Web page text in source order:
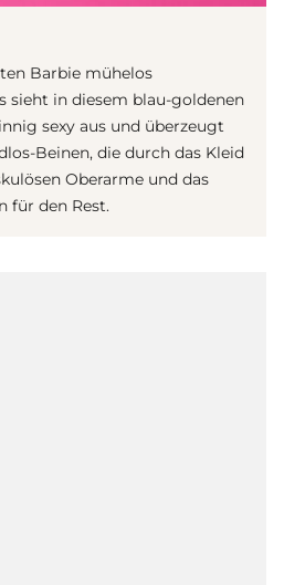
Barbie mühelos
sieht in diesem blau-goldenen
sexy aus und überzeugt
Beinen, die durch das Kleid
Oberarme und das
für den Rest.